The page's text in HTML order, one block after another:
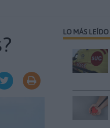
LO MÁS LEÍDO